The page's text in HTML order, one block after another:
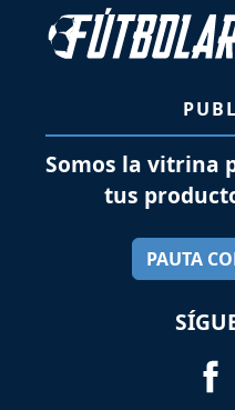
Somos la vitrina
tus
PAUTA